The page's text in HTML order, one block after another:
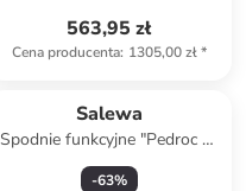
563,95 zł
Cena producenta: 1305,00 zł*
Salewa
Spodnie funkcyjne "Pedroc 4"
w kolorze jasnobrązowym
-63%